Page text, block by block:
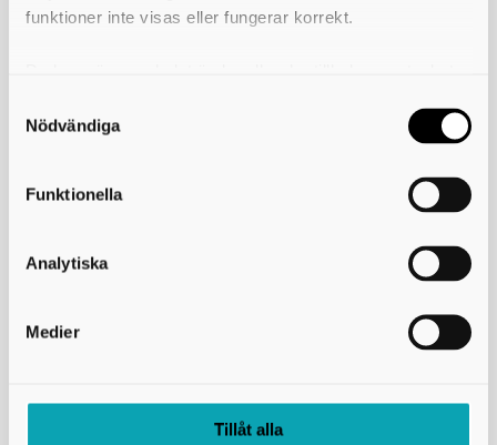
funktioner inte visas eller fungerar korrekt.
användning av kakor som du hittar längst ner på sidan
Nödvändiga
Funktionella
Analytiska
Medier
Tillåt alla